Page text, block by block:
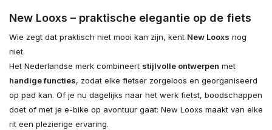
New Looxs – praktische elegantie op de fiets
Wie zegt dat praktisch niet mooi kan zijn, kent New Looxs nog
niet.
Het Nederlandse merk combineert stijlvolle ontwerpen met
handige functies, zodat elke fietser zorgeloos en georganiseerd
op pad kan. Of je nu dagelijks naar het werk fietst, boodschappen
doet of met je e-bike op avontuur gaat: New Looxs maakt van elke
rit een plezierige ervaring.